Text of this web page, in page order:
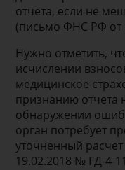
отчета, если не
(письмо ФНС РФ от
Нужно отметить,
исчислении
медицинское
признанию отчета
обнаружении
орган потребует
уточненный
19.02.2018 № ГД-4-